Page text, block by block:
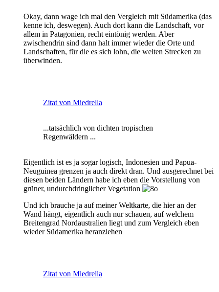
Okay, dann wage ich mal den Vergleich mit Südamerika (das
kenne ich, deswegen). Auch dort kann die Landschaft, vor
allem in Patagonien, recht eintönig werden. Aber
zwischendrin sind dann halt immer wieder die Orte und
Landschaften, für die es sich lohn, die weiten Strecken zu
überwinden.
Zitat von Miedrella
...tatsächlich von dichten tropischen
Regenwäldern ...
Eigentlich ist es ja sogar logisch, Indonesien und Papua-
Neuguinea grenzen ja auch direkt dran. Und ausgerechnet bei
diesen beiden Ländern habe ich eben die Vorstellung von
grüner, undurchdringlicher Vegetation
Und ich brauche ja auf meiner Weltkarte, die hier an der
Wand hängt, eigentlich auch nur schauen, auf welchem
Breitengrad Nordaustralien liegt und zum Vergleich eben
wieder Südamerika heranziehen
Zitat von Miedrella